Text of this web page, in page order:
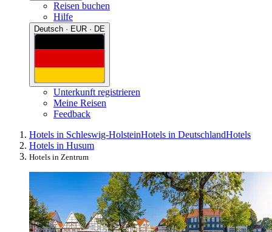
Reisen buchen
Hilfe
Deutsch · EUR · DE
Unterkunft registrieren
Meine Reisen
Feedback
Hotels in Schleswig-HolsteinHotels in DeutschlandHotels
Hotels in Husum
Hotels in Zentrum